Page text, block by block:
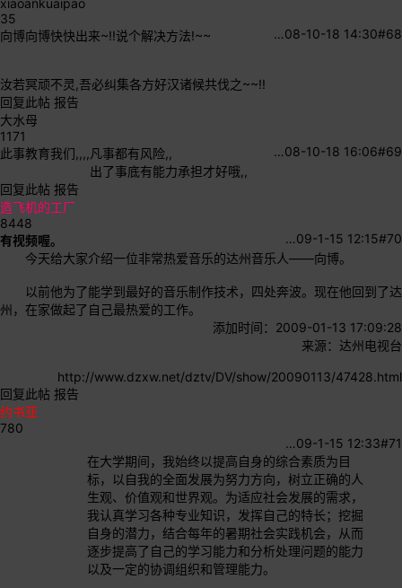
xiaoankuaipao
35
#68
08-10-18 14:30
…
向博向博快快出来~!!说个解决方法!~~
汝若冥顽不灵,吾必纠集各方好汉诸候共伐之~~!!
回复此帖 报告
大水母
1171
#69
08-10-18 16:06
…
此事教育我们,,,,凡事都有风险,,
出了事底有能力承担才好哦,,
回复此帖 报告
造飞机的工厂
8448
#70
09-1-15 12:15
…
有视频喔。
今天给大家介绍一位非常热爱音乐的达州音乐人——向博。
以前他为了能学到最好的音乐制作技术，四处奔波。现在他回到了达
州，在家做起了自己最热爱的工作。
添加时间：2009-01-13 17:09:28
来源：达州电视台
http://www.dzxw.net/dztv/DV/show/20090113/47428.html
回复此帖 报告
约书亚
780
#71
09-1-15 12:33
…
在大学期间，我始终以提高自身的综合素质为目
标，以自我的全面发展为努力方向，树立正确的人
生观、价值观和世界观。为适应社会发展的需求，
我认真学习各种专业知识，发挥自己的特长；挖掘
自身的潜力，结合每年的暑期社会实践机会，从而
逐步提高了自己的学习能力和分析处理问题的能力
以及一定的协调组织和管理能力。